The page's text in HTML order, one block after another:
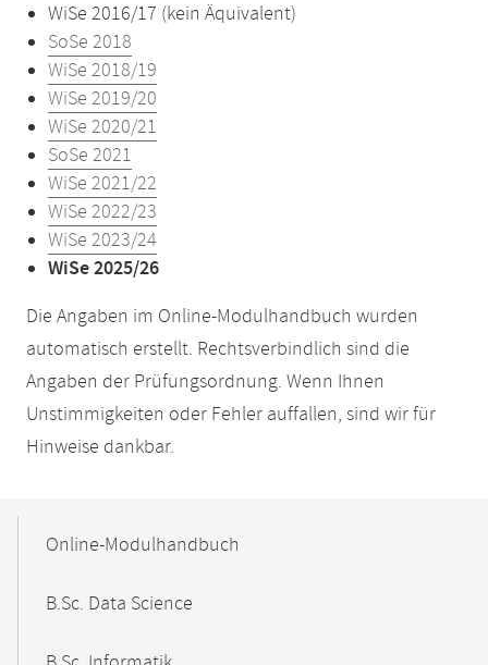
WiSe 2016/17 (kein Äquivalent)
SoSe 2018
WiSe 2018/19
WiSe 2019/20
WiSe 2020/21
SoSe 2021
WiSe 2021/22
WiSe 2022/23
WiSe 2023/24
WiSe 2025/26
Die Angaben im Online-Modulhandbuch wurden
automatisch erstellt. Rechtsverbindlich sind die
Angaben der Prüfungsordnung. Wenn Ihnen
Unstimmigkeiten oder Fehler auffallen, sind wir für
Hinweise dankbar.
NavigationOnline-Modulhandbuch
B.Sc. Data Science